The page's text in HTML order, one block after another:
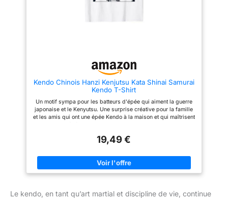
Kendo Chinois Hanzi Kenjutsu Kata Shinai Samurai
Kendo T-Shirt
Un motif sympa pour les batteurs d'épée qui aiment la guerre
japonaise et le Kenyutsu. Une surprise créative pour la famille
et les amis qui ont une épée Kendo à la maison et qui maîtrisent
l'équipement Kendo. Prenez votre keikogi ou Hakama,
entraînement Kata. Léger, Coupe classique, manche à double
couture et ourlet à la base
19,49 €
Le kendo, en tant qu’art martial et discipline de vie, continue